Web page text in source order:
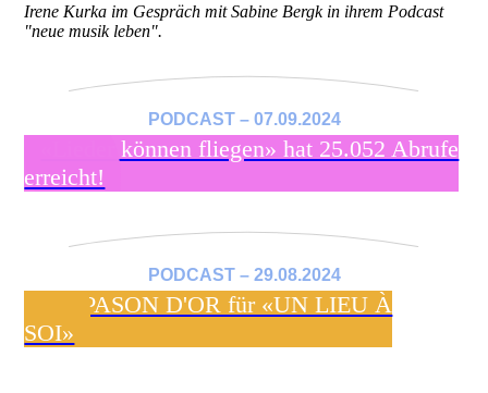
Irene Kurka im Gespräch mit Sabine Bergk in ihrem Podcast
"neue musik leben".
PODCAST – 07.09.2024
«Lieder können fliegen» hat 25.052 Abrufe
erreicht!
PODCAST – 29.08.2024
DIAPASON D'OR für «UN LIEU À
SOI»